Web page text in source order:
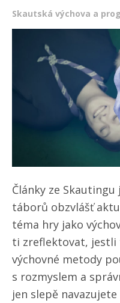
Skautská výchova a
Články ze
táborů obzvlášť
téma hry jako
ti zreflektovat, jestli
výchovné metody
s rozmyslem a
jen slepě